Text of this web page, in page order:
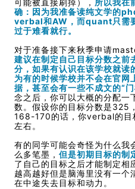
可能被直接刷掉）， 所以我在
确：因为我准备读纯文学的
verbal和AW，而quant只需
过于难看就行。
对于准备接下来秋季申请
建议在制定自己目标分数之前
分，如果有认识在该学校就读
为有的时候学校并不会在官网
据，甚至会有一些不成文的“
念之后，你可以大概的分配
数。假设你的目标分数是325
168-170的话，你verbal的目
左右。
有的同学可能会奇怪为什么我
么多笔墨， 但是初期目标的制
了自己的目标之后才能制定相
越高越好但是脑海里没有一个
在中途失去目标和动力。